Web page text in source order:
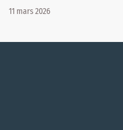
11 mars 2026